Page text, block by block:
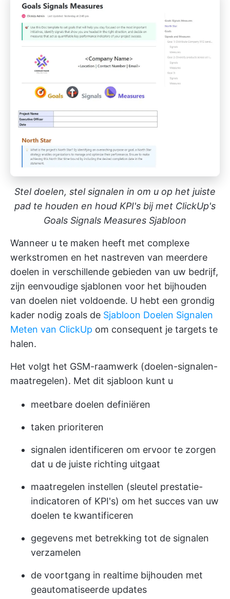
Stel doelen, stel signalen in om u op het juiste
pad te houden en houd KPI's bij met ClickUp's
Goals Signals Measures Sjabloon
Wanneer u te maken heeft met complexe
werkstromen en het nastreven van meerdere
doelen in verschillende gebieden van uw bedrijf,
zijn eenvoudige sjablonen voor het bijhouden
van doelen niet voldoende. U hebt een grondig
kader nodig zoals de Sjabloon Doelen Signalen
Meten van ClickUp om consequent je targets te
halen.
Het volgt het GSM-raamwerk (doelen-signalen-
maatregelen). Met dit sjabloon kunt u
meetbare doelen definiëren
taken prioriteren
signalen identificeren om ervoor te zorgen
dat u de juiste richting uitgaat
maatregelen instellen (sleutel prestatie-
indicatoren of KPI's) om het succes van uw
doelen te kwantificeren
gegevens met betrekking tot de signalen
verzamelen
de voortgang in realtime bijhouden met
geautomatiseerde updates